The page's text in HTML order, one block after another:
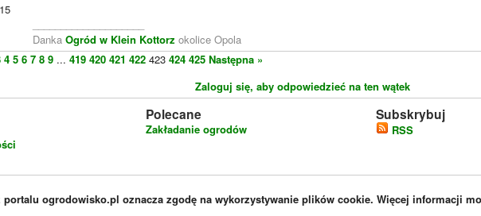
Danka Ogród w Klein Kottorz okolice Opola
4 5 6 7 8 9 ... 419 420 421 422 423 424 425 Następna »
Zaloguj się, aby odpowiedzieć na ten wątek
Polecane
Zakładanie ogrodów
Subskrybuj
RSS
portalu ogrodowisko.pl oznacza zgodę na wykorzystywanie plików cookie. Więcej informacji